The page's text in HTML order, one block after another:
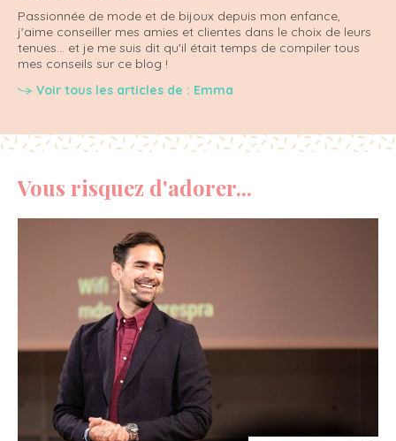
Passionnée de mode et de bijoux depuis mon enfance,
j'aime conseiller mes amies et clientes dans le choix de leurs
tenues... et je me suis dit qu'il était temps de compiler tous
mes conseils sur ce blog !
Voir tous les articles de : Emma
Vous risquez d'adorer...